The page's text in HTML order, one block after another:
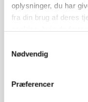
oplysninger, du har
fra din brug af deres
Nødvendig
Præferencer
Grambogård får
københavnsk